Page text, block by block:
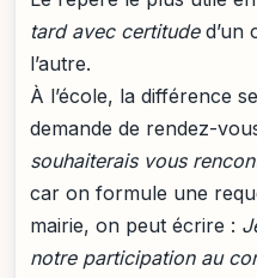
tard avec certituded’un
l’autre.
À l’école, la différence
demande de rendez-
souhaiterais vous
car on formule une
mairie, on peut écrire :
notre participation au